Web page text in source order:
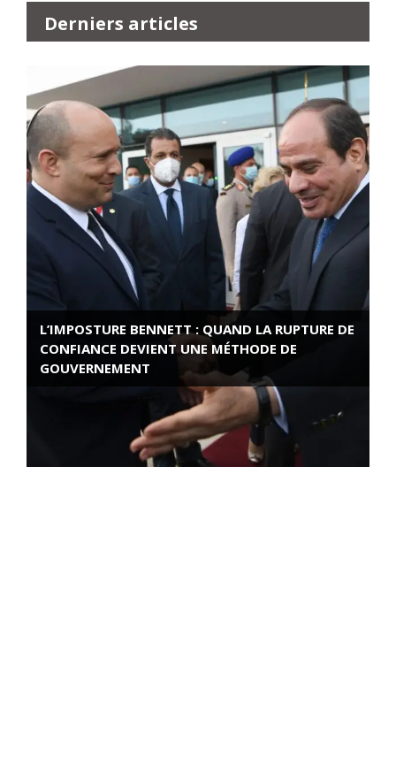
Derniers articles
L’IMPOSTURE BENNETT : QUAND LA RUPTURE DE
CONFIANCE DEVIENT UNE MÉTHODE DE
GOUVERNEMENT
ROSE VALLAND, HEROÏNE DE LA RESISTANCE